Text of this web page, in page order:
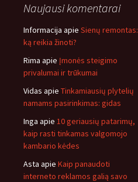
Naujausi komentarai
Informacija apie Sienų remontas:
ką reikia žinoti?
Rima apie Įmonės steigimo
privalumai ir trūkumai
Vidas apie Tinkamiausių plytelių
namams pasirinkimas: gidas
Inga apie 10 geriausių patarimų,
kaip rasti tinkamas valgomojo
kambario kėdes
Asta apie Kaip panaudoti
interneto reklamos galią savo